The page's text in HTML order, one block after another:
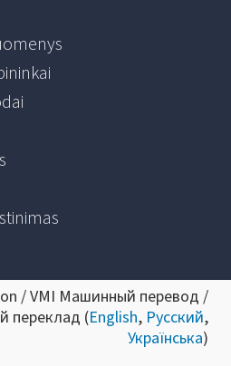
/ VMI Машинный перевод /
переклад (English, Русский,
Українська)